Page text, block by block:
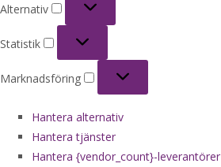
Alternativ
Statistik
Marknadsföring
Hantera alternativ
Hantera tjänster
Hantera {vendor_count}-leverantörer